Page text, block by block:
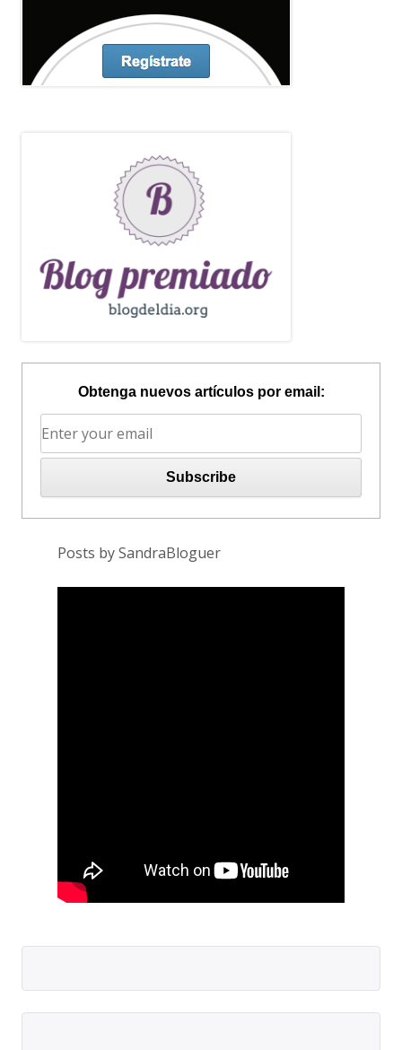
Obtenga nuevos artículos por email:
Posts by SandraBloguer